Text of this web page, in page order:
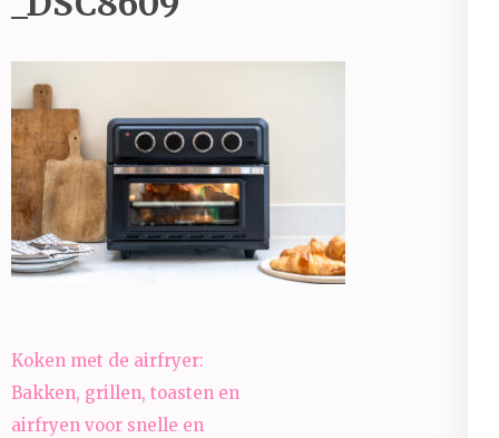
Bericht
navigatie
Koken met de airfryer:
Bakken, grillen, toasten en
airfryen voor snelle en